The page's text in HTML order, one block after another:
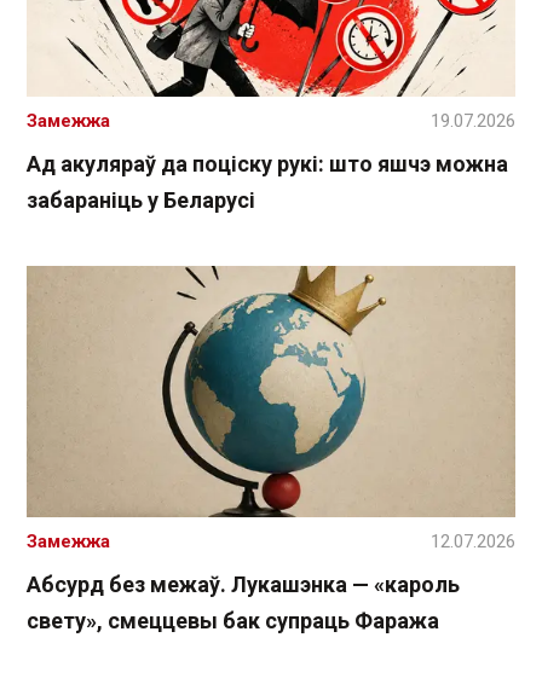
Ад акуляраў да поціску рукі: што яшчэ можна
забараніць у Беларусі
Замежжа 19.07.2026
Абсурд без межаў. Лукашэнка — «кароль
свету», смеццевы бак супраць Фаража
Замежжа 12.07.2026